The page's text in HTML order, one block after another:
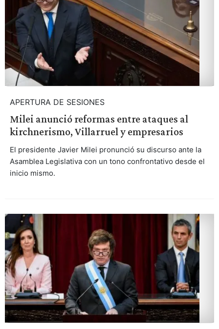
APERTURA DE SESIONES
Milei anunció reformas entre ataques al
kirchnerismo, Villarruel y empresarios
El presidente Javier Milei pronunció su discurso ante la
Asamblea Legislativa con un tono confrontativo desde el
inicio mismo.